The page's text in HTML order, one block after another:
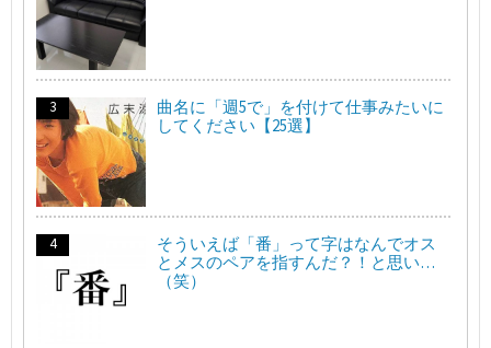
曲名に「週5で」を付けて仕事みたいに
してください【25選】
そういえば「番」って字はなんでオス
とメスのペアを指すんだ？！と思い…
（笑）